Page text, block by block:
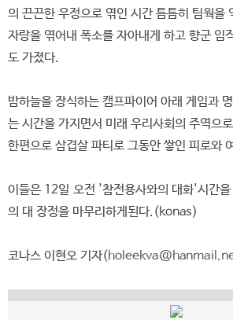
의 끈끈한 우정으로 엮인 시간 틈틈히 팀웍을
자랑을 엮어내 폭소를 자아내게 하고 향군 임
도 가졌다.
밤하늘을 장식하는 캠프파이어 아래 게임과
는 시간을 가지면서 미래 우리사회의 주역으
한편으로 삼겹살 파티로 그동안 쌓인 피로와
이들은 12일 오전 '참전용사와의 대화'시간
의 대 장정을 마무리하게된다.(konas)
코나스 이현오 기자(